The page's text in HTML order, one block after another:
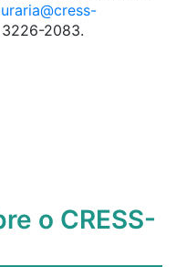
2083.
o CRESS-